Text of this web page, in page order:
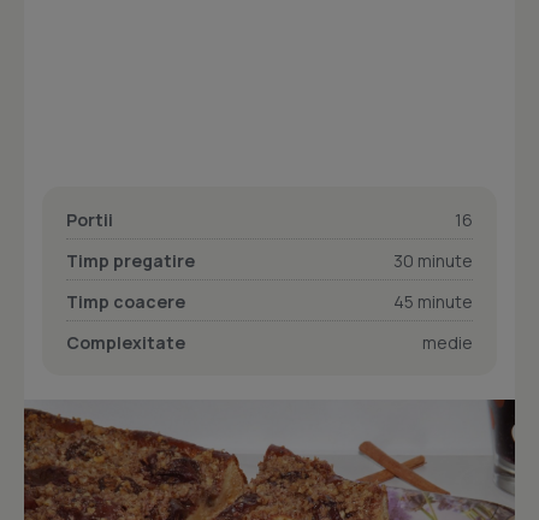
Portii
16
Timp pregatire
30 minute
Timp coacere
45 minute
Complexitate
medie